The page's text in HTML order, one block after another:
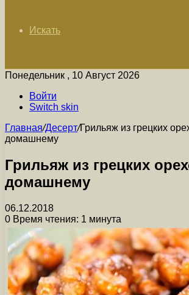
Искать
Понедельник , 10 Август 2026
Войти
Switch skin
Главная/Десерт/Грильяж из грецких
домашнему
Грильяж из грецких
домашнему
06.12.2018
0 Время чтения: 1 минута